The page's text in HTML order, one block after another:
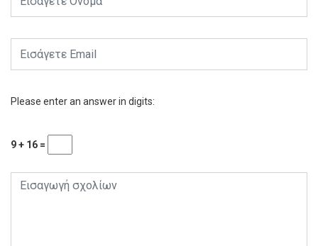
Please enter an answer in digits:
9 + 16 =